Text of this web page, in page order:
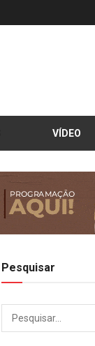
VÍDEO
Pesquisar